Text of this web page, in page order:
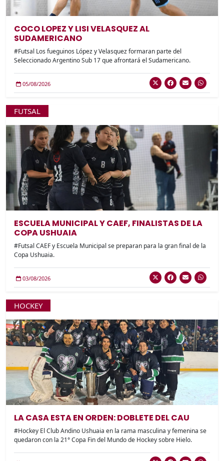
COCO LOPEZ Y LISI VELASQUEZ AL
SUDAMERICANO
#Futsal Los fueguinos López y Velasquez formaran parte del
Seleccionado Argentino Sub 17 que afrontará el Sudamericano.
05/08/2026
FUTSAL
ESCUELA MUNICIPAL Y CAEF, FINALISTAS DE LA
COPA USHUAIA
#Futsal CAEF y Escuela Municipal se preparan para la gran final de la
Copa Ushuaia.
03/08/2026
HOCKEY
LA CASA ESTA EN ORDEN: DOBLETE DEL CAU
#Hockey El Club Andino Ushuaia en la rama masculina y femenina se
quedaron con la 21° Copa Fin del Mundo de Hockey sobre Hielo.